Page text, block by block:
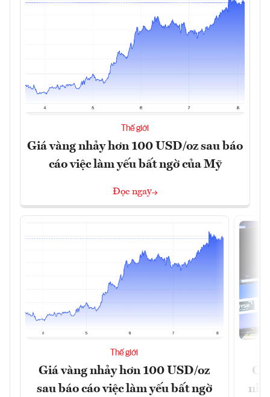
Thế giới
Giá vàng nhảy hơn 100 USD/oz sau báo
cáo việc làm yếu bất ngờ của Mỹ
Đọc ngay
Thế giới
Giá vàng nhảy hơn 100 USD/oz
sau báo cáo việc làm yếu bất ngờ